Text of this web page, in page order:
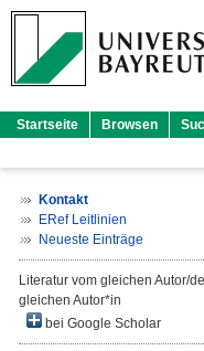
Startseite Browsen
Kontakt
ERef Leitlinien
Neueste Einträge
Literatur vom gleichen Autor/
gleichen Autor*in
bei Google Scholar